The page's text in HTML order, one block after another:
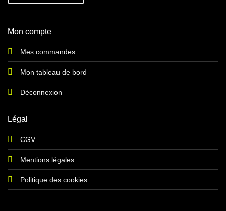
Mon compte
Mes commandes
Mon tableau de bord
Déconnexion
Légal
CGV
Mentions légales
Politique des cookies